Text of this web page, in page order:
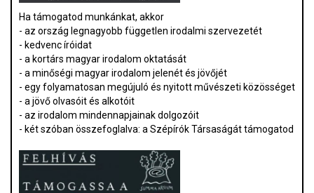
Ha támogatod munkánkat, akkor
- az ország legnagyobb független irodalmi szervezetét
- kedvenc íróidat
- a kortárs magyar irodalom oktatását
- a minőségi magyar irodalom jelenét és jövőjét
- egy folyamatosan megújuló és nyitott művészeti közösséget
- a jövő olvasóit és alkotóit
- az irodalom mindennapjainak dolgozóit
- két szóban összefoglalva: a Szépírók Társaságát támogatod